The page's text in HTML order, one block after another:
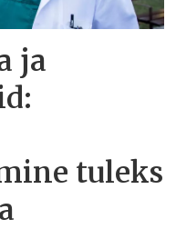
ja
tuleks